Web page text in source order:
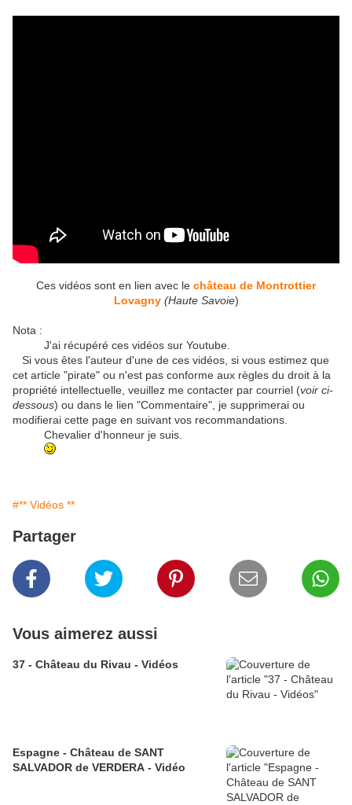
Ces vidéos sont en lien avec le château de Montrottier
Lovagny (Haute Savoie)
Nota :
J'ai récupéré ces vidéos sur Youtube.
Si vous êtes l'auteur d'une de ces vidéos, si vous estimez que
cet article "pirate" ou n'est pas conforme aux règles du droit à la
propriété intellectuelle, veuillez me contacter par courriel (voir ci-
dessous) ou dans le lien "Commentaire", je supprimerai ou
modifierai cette page en suivant vos recommandations.
Chevalier d'honneur je suis.
#** Vidéos **
Partager
Vous aimerez aussi
37 - Château du Rivau - Vidéos
Espagne - Château de SANT
SALVADOR de VERDERA - Vidéo